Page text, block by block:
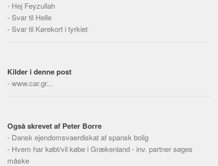
Personer
Steder
Webstedet
Forhistorien
Bannere
Hjælp
- Hej Feyzullah
- Svar til Helle
- Svar til Kørekort i tyrkiet
Kilder i denne post
-www.car.gr...
Også skrevet af Peter Borre
- Dansk ejendomsvaerdiskat af spansk bolig
- Hvem har købt/vil købe i Grækenland - inv. partner søges
måske